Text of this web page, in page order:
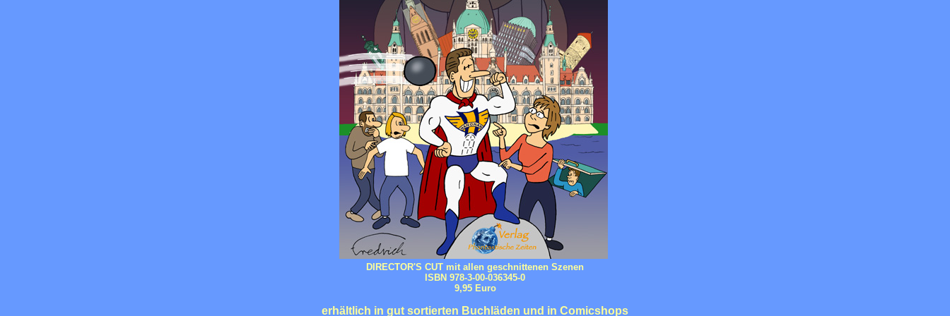
DIRECTOR'S CUT mit allen geschnittenen Szenen
ISBN 978-3-00-036345-0
9,95 Euro
erhältlich in gut sortierten Buchläden und in Comicshops